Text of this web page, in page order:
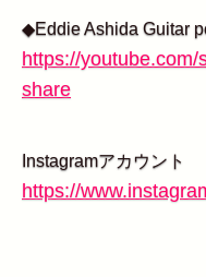
◆Eddie Ashida Guitar
https://
share
Instagramアカウント
https://